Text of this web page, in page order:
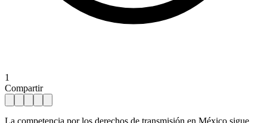
1
Compartir
La competencia por los derechos de transmisión en México sigue